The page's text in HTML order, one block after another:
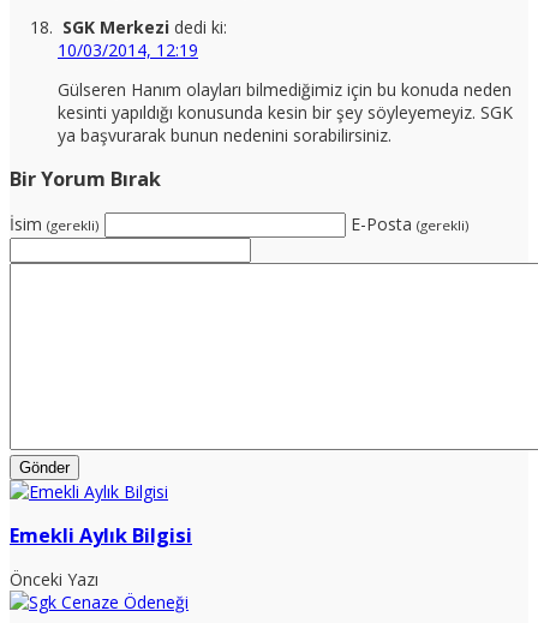
SGK Merkezi dedi ki:
10/03/2014, 12:19
Gülseren Hanım olayları bilmediğimiz için bu konuda neden
kesinti yapıldığı konusunda kesin bir şey söyleyemeyiz. SGK
ya başvurarak bunun nedenini sorabilirsiniz.
Bir Yorum Bırak
İsim (gerekli) E-Posta (gerekli)
Emekli Aylık Bilgisi
Önceki Yazı